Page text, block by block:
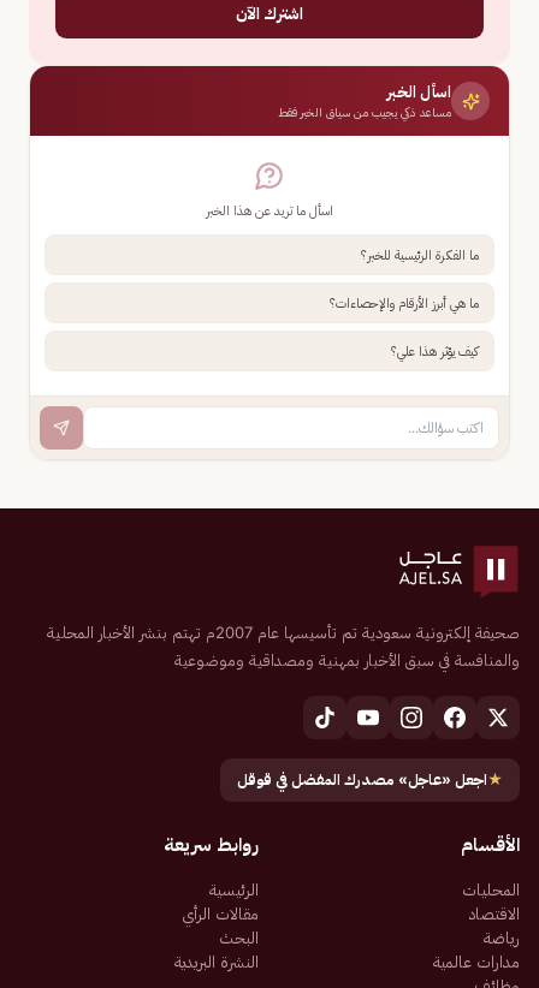
اشترك الآن
اسأل الخبر
مساعد ذكي يجيب من سياق الخبر فقط
اسأل ما تريد عن هذا الخبر
ما الفكرة الرئيسية للخبر؟
ما هي أبرز الأرقام والإحصاءات؟
كيف يؤثر هذا علي؟
صحيفة إلكترونية سعودية تم تأسيسها عام 2007م تهتم بنشر الأخبار المحلية
والمنافسة في سبق الأخبار بمهنية ومصداقية وموضوعية
★اجعل «عاجل» مصدرك المفضل في قوقل
الأقسام
المحليات
الاقتصاد
رياضة
مدارات عالمية
روابط سريعة
الرئيسية
مقالات الرأي
البحث
النشرة البريدية